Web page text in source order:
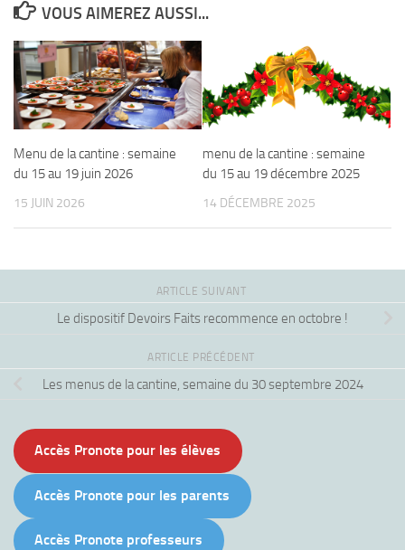
VOUS AIMEREZ AUSSI...
Menu de la cantine : semaine
du 15 au 19 juin 2026
15 JUIN 2026
menu de la cantine : semaine
du 15 au 19 décembre 2025
14 DÉCEMBRE 2025
ARTICLE SUIVANT
Le dispositif Devoirs Faits recommence en octobre !
ARTICLE PRÉCÉDENT
Les menus de la cantine, semaine du 30 septembre 2024
Accès Pronote pour les élèves
Accès Pronote pour les parents
Accès Pronote professeurs